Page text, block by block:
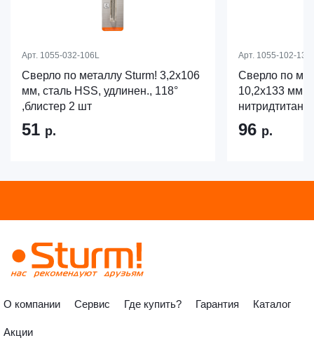
Арт. 1055-032-106L
Сверло по металлу Sturm! 3,2х106
мм, сталь HSS, удлинен., 118°
,блистер 2 шт
51 р.
Арт. 1055-102-133
Сверло по
10,2х133 мм,
нитридтитан.,
96 р.
О компании Сервис Где купить? Гарантия Каталог
Акции